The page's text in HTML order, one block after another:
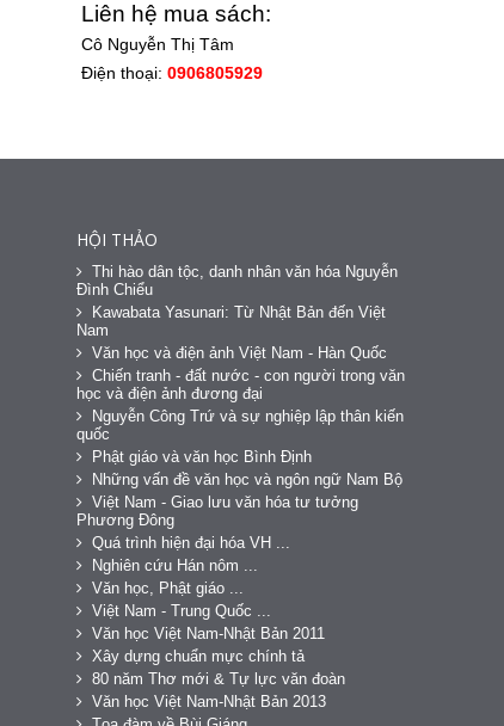
Liên hệ mua sách:
Cô Nguyễn Thị Tâm
Điện thoại: 0906805929
HỘI THẢO
Thi hào dân tộc, danh nhân văn hóa Nguyễn
Đình Chiểu
Kawabata Yasunari: Từ Nhật Bản đến Việt
Nam
Văn học và điện ảnh Việt Nam - Hàn Quốc
Chiến tranh - đất nước - con người trong văn
học và điện ảnh đương đại
Nguyễn Công Trứ và sự nghiệp lập thân kiến
quốc
Phật giáo và văn học Bình Định
Những vấn đề văn học và ngôn ngữ Nam Bộ
Việt Nam - Giao lưu văn hóa tư tưởng
Phương Đông
Quá trình hiện đại hóa VH ...
Nghiên cứu Hán nôm ...
Văn học, Phật giáo ...
Việt Nam - Trung Quốc ...
Văn học Việt Nam-Nhật Bản 2011
Xây dựng chuẩn mực chính tả
80 năm Thơ mới & Tự lực văn đoàn
Văn học Việt Nam-Nhật Bản 2013